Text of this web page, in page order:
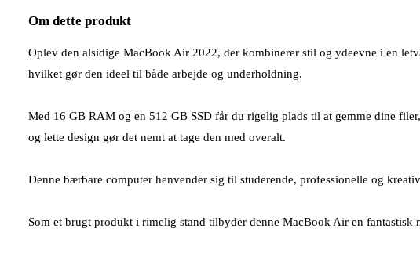
Om dette produkt
Oplev den alsidige MacBook Air 2022, der kombinerer stil og ydeevne i en
hvilket gør den ideel til både arbejde og underholdning.
Med 16 GB RAM og en 512 GB SSD får du rigelig plads til at gemme dine
og lette design gør det nemt at tage den med overalt.
Denne bærbare computer henvender sig til studerende, professionelle og
Som et brugt produkt i rimelig stand tilbyder denne MacBook Air en